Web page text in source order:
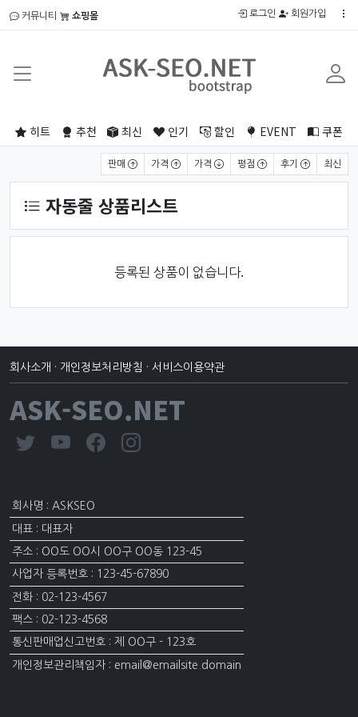
커뮤니티 쇼핑몰 로그인 회원가입
히트 추천 최신 인기 할인 EVENT 쿠폰
판매 가격 가격 평점 후기 최신
자동줄 상품리스트
등록된 상품이 없습니다.
회사소개 · 개인정보처리방침 · 서비스이용약관
ASK-SEO.NET
회사명 : ASKSEO
대표 : 대표자
주소 : OO도 OO시 OO구 OO동 123-45
사업자 등록번호 : 123-45-67890
전화 : 02-123-4567
팩스 : 02-123-4568
통신판매업신고번호 : 제 OO구 - 123호
개인정보관리책임자 : email@emailsite.domain